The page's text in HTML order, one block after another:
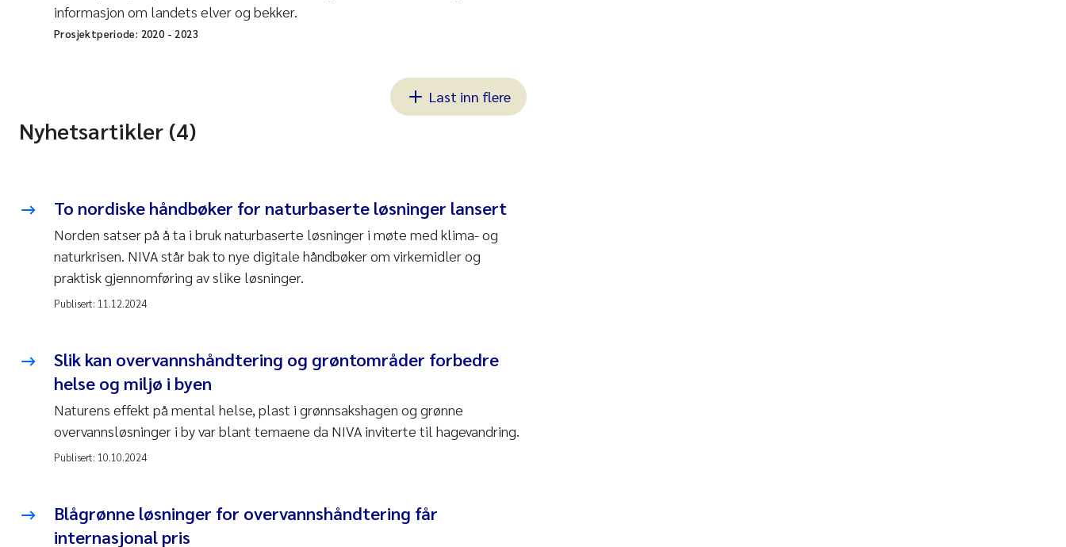
informasjon om landets elver og bekker.
Prosjektperiode: 2020- 2023
Last inn flere
Nyhetsartikler (4)
To nordiske håndbøker for naturbaserte løsninger lansert
Norden satser på å ta i bruk naturbaserte løsninger i møte med klima- og
naturkrisen. NIVA står bak to nye digitale håndbøker om virkemidler og
praktisk gjennomføring av slike løsninger.
Publisert: 11.12.2024
Slik kan overvannshåndtering og grøntområder forbedre
helse og miljø i byen
Naturens effekt på mental helse, plast i grønnsakshagen og grønne
overvannsløsninger i by var blant temaene da NIVA inviterte til hagevandring.
Publisert: 10.10.2024
Blågrønne løsninger for overvannshåndtering får
internasjonal pris